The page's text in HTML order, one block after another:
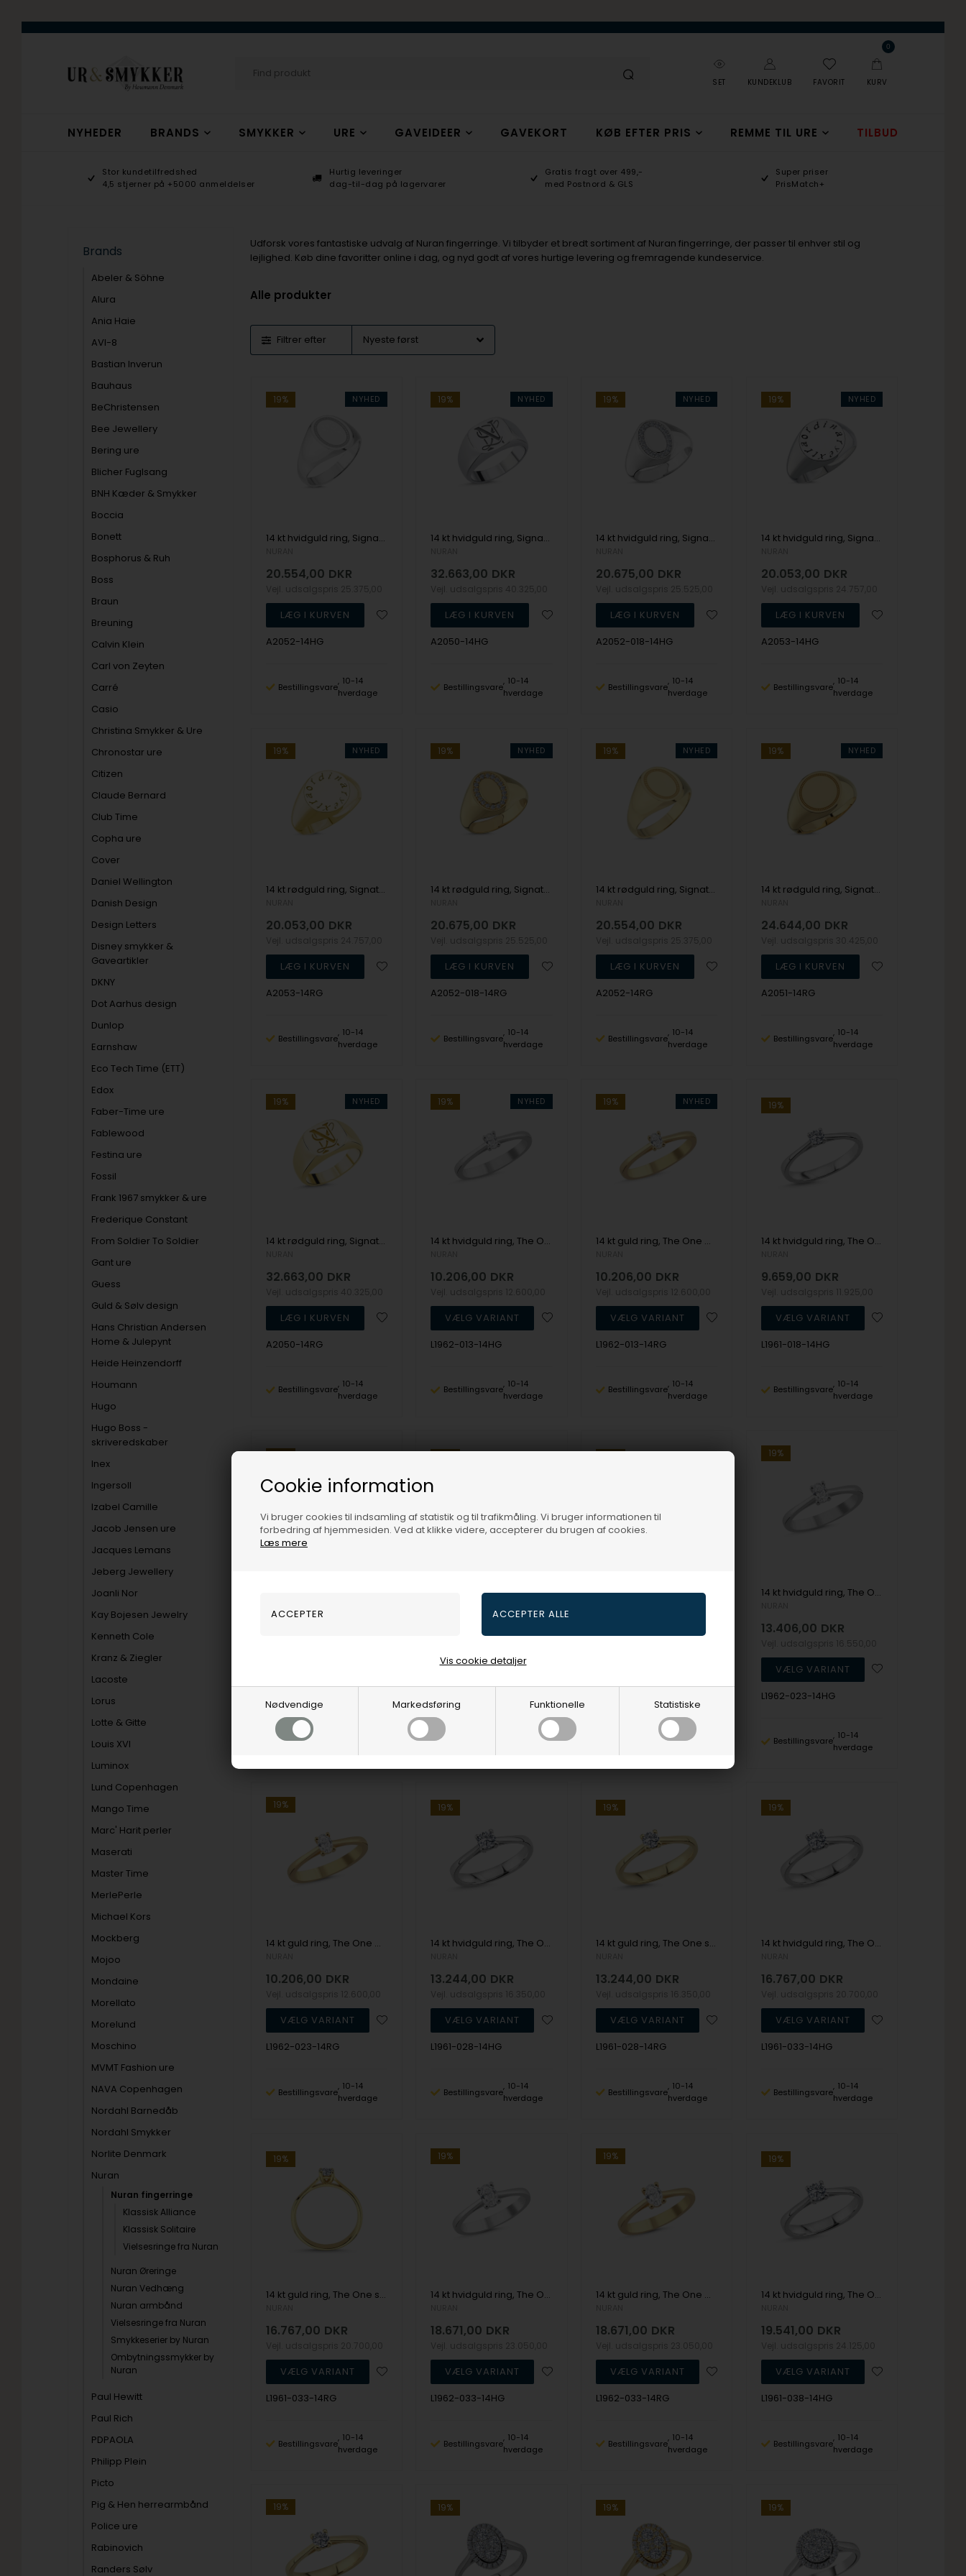
Cookie information
Vi bruger cookies til indsamling af statistik og til trafikmåling. Vi bruger informationen til
forbedring af hjemmesiden. Ved at klikke videre, accepterer du brugen af cookies.
Læs mere
Nødvendige Markedsføring Funktionelle Statistiske
Vis cookie detaljer
SET KUNDEKLUB FAVORIT
0
KURV
NYHEDER BRANDS SMYKKER URE GAVEIDEER GAVEKORT KØB EFTER PRIS REMME TIL URE TILBUD
Stor kundetilfredshed
4,5 stjerner på +5000 anmeldelser
Hurtig leveringer
dag-til-dag på lagervarer
Gratis fragt over 499,-
med Postnord & GLS
Super priser
PrisMatch+
Brands
Abeler & Söhne
Alura
Ania Haie
AVI-8
Bastian Inverun
Bauhaus
BeChristensen
Bee Jewellery
Bering ure
Blicher Fuglsang
BNH Kæder & Smykker
Boccia
Bonett
Bosphorus & Ruh
Boss
Braun
Breuning
Calvin Klein
Carl von Zeyten
Carré
Casio
Christina Smykker & Ure
Chronostar ure
Citizen
Claude Bernard
Club Time
Copha ure
Cover
Daniel Wellington
Danish Design
Design Letters
Disney smykker &
Gaveartikler
DKNY
Dot Aarhus design
Dunlop
Earnshaw
Eco Tech Time (ETT)
Edox
Faber-Time ure
Fablewood
Festina ure
Fossil
Frank 1967 smykker & ure
Frederique Constant
From Soldier To Soldier
Gant ure
Guess
Guld & Sølv design
Hans Christian Andersen
Home & Julepynt
Heide Heinzendorff
Houmann
Hugo
Hugo Boss -
skriveredskaber
Inex
Ingersoll
Izabel Camille
Jacob Jensen ure
Jacques Lemans
Jeberg Jewellery
Joanli Nor
Kay Bojesen Jewelry
Kenneth Cole
Kranz & Ziegler
Lacoste
Lorus
Lotte & Gitte
Louis XVI
Luminox
Lund Copenhagen
Mango Time
Marc' Harit perler
Maserati
Master Time
MerlePerle
Michael Kors
Mockberg
Mojoo
Mondaine
Morellato
Morelund
Moschino
MVMT Fashion ure
NAVA Copenhagen
Nordahl Barnedåb
Nordahl Smykker
Norlite Denmark
Nuran
Nuran fingerringe
Klassisk Alliance
Klassisk Solitaire
Vielsesringe fra Nuran
Nuran Øreringe
Nuran Vedhæng
Nuran armbånd
Vielsesringe fra Nuran
Smykkeserier by Nuran
Ombytningssmykker by
Nuran
Paul Hewitt
Paul Rich
PDPAOLA
Philipp Plein
Picto
Pig & Hen herrearmbånd
Police ure
Rabinovich
Randers Sølv
Udforsk vores fantastiske udvalg af Nuran fingerringe. Vi tilbyder et bredt sortiment af Nuran fingerringe, der passer til enhver stil og
lejlighed. Køb dine favoritter online i dag, og nyd godt af vores hurtige levering og fremragende kundeservice.
Alle produkter
Filtrer efter
NYHED
19%
14 kt hvidguld ring, Signature serien fra Nuran
20.554,00 DKR
A2052-14HG
Bestillingsvare
10-14
hverdage
NYHED
19%
14 kt hvidguld ring, Signature serien fra Nuran
32.663,00 DKR
A2050-14HG
Bestillingsvare
10-14
hverdage
NYHED
19%
14 kt hvidguld ring, Signature serien fra Nuran med ialt total 0,18 ct diamanter
20.675,00 DKR
A2052-018-14HG
Bestillingsvare
10-14
hverdage
NYHED
19%
14 kt hvidguld ring, Signature serien fra Nuran
20.053,00 DKR
A2053-14HG
Bestillingsvare
10-14
hverdage
NYHED
19%
14 kt rødguld ring, Signature serien fra Nuran
20.053,00 DKR
A2053-14RG
Bestillingsvare
10-14
hverdage
NYHED
19%
14 kt rødguld ring, Signature serien fra Nuran med ialt total 0,18 ct diamanter
20.675,00 DKR
A2052-018-14RG
Bestillingsvare
10-14
hverdage
NYHED
19%
14 kt rødguld ring, Signature serien fra Nuran
20.554,00 DKR
A2052-14RG
Bestillingsvare
10-14
hverdage
NYHED
19%
14 kt rødguld ring, Signature serien fra Nuran
24.644,00 DKR
A2051-14RG
Bestillingsvare
10-14
hverdage
NYHED
19%
14 kt rødguld ring, Signature serien fra Nuran
32.663,00 DKR
A2050-14RG
Bestillingsvare
10-14
hverdage
NYHED
19%
14 kt hvidguld ring, The One Oval serien fra Nuran med ialt 0,13 ct Diamant
10.206,00 DKR
L1962-013-14HG
Bestillingsvare
10-14
hverdage
NYHED
19%
14 kt guld ring, The One Oval serien fra Nuran med ialt 0,13 ct Diamant
10.206,00 DKR
L1962-013-14RG
Bestillingsvare
10-14
hverdage
19%
14 kt hvidguld ring, The One serien fra Nuran med ialt 0,18 ct Diamant
9.659,00 DKR
L1961-018-14HG
Bestillingsvare
10-14
hverdage
Bestillingsvare
14 kt hvidguld ring, The One serien fra Nuran med ialt 0,23 ct Diamant
Bestillingsvare
10-14
19%
14 kt hvidguld ring, The One Oval serien fra Nuran med ialt 0,23 ct Diamant
13.406,00 DKR
L1962-023-14HG
Bestillingsvare
10-14
hverdage
19%
14 kt guld ring, The One Oval serien fra Nuran med ialt 0,23 ct Diamant
10.206,00 DKR
L1962-023-14RG
Bestillingsvare
10-14
hverdage
19%
14 kt hvidguld ring, The One serien fra Nuran med ialt 0,28 ct Diamant
13.244,00 DKR
L1961-028-14HG
Bestillingsvare
10-14
hverdage
19%
14 kt guld ring, The One serien fra Nuran med ialt 0,28 ct Diamant
13.244,00 DKR
L1961-028-14RG
Bestillingsvare
10-14
hverdage
19%
14 kt hvidguld ring, The One serien fra Nuran med ialt 0,33 ct Diamant
16.767,00 DKR
L1961-033-14HG
Bestillingsvare
10-14
hverdage
19%
14 kt guld ring, The One serien fra Nuran med ialt 0,33 ct Diamant
16.767,00 DKR
L1961-033-14RG
Bestillingsvare
10-14
hverdage
19%
14 kt hvidguld ring, The One Oval serien fra Nuran med ialt 0,33 ct Diamant
18.671,00 DKR
L1962-033-14HG
Bestillingsvare
10-14
hverdage
19%
14 kt guld ring, The One Oval serien fra Nuran med ialt 0,33 ct Diamant
18.671,00 DKR
L1962-033-14RG
Bestillingsvare
10-14
hverdage
19%
14 kt hvidguld ring, The One serien fra Nuran med ialt 0,38 ct Diamant
19.541,00 DKR
L1961-038-14HG
Bestillingsvare
10-14
hverdage
19% 19% 19% 19%